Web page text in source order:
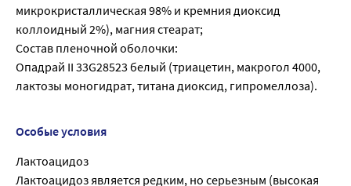
микрокристаллическая 98% и кремния диоксид
коллоидный 2%), магния стеарат;
Состав пленочной оболочки:
Опадрай II 33G28523 белый (триацетин, макрогол 4000,
лактозы моногидрат, титана диоксид, гипромеллоза).
Особые условия
Лактоацидоз
Лактоацидоз является редким, но серьезным (высокая